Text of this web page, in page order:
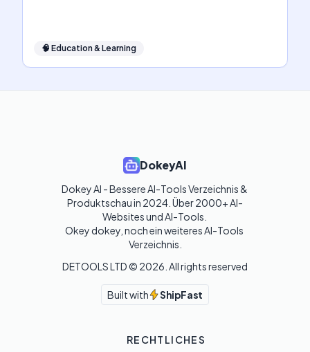
🧠 Education & Learning
DokeyAI
Dokey AI - Bessere AI-Tools Verzeichnis &
Produktschau in 2024. Über 2000+ AI-
Websites und AI-Tools.
Okey dokey, noch ein weiteres AI-Tools
Verzeichnis.
DETOOLS LTD © 2026 . All rights reserved
Built with ShipFast
RECHTLICHES